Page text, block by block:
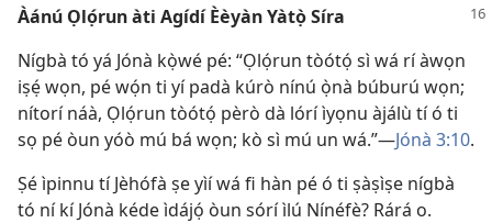
Àánú Ọlọ́run àti Agídí Èèyàn Yàtọ̀ Síra
Nígbà tó yá Jónà kọ̀wé pé: “Ọlọ́run tòótọ́ sì wá rí àwọn
iṣẹ́ wọn, pé wọ́n ti yí padà kúrò nínú ọ̀nà búburú wọn;
nítorí náà, Ọlọ́run tòótọ́ pèrò dà lórí ìyọnu àjálù tí ó ti
sọ pé òun yóò mú bá wọn; kò sì mú un wá.”—Jónà 3:10.
Ṣé ìpinnu tí Jèhófà ṣe yìí wá fi hàn pé ó ti ṣàṣìṣe nígbà
tó ní kí Jónà kéde ìdájọ́ òun sórí ìlú Nínéfè? Rárá o.